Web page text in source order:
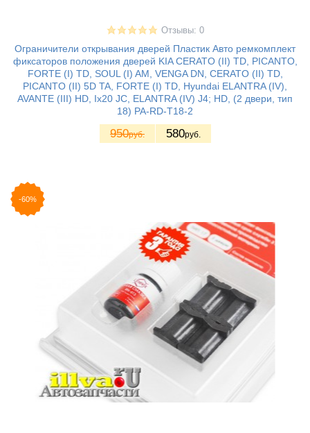
Отзывы: 0
Ограничители открывания дверей Пластик Авто ремкомплект
фиксаторов положения дверей KIA CERATO (II) TD, PICANTO,
FORTE (I) TD, SOUL (I) AM, VENGA DN, CERATO (II) TD,
PICANTO (II) 5D TA, FORTE (I) TD, Hyundai ELANTRA (IV),
AVANTE (III) HD, Ix20 JC, ELANTRA (IV) J4; HD, (2 двери, тип
18) PA-RD-T18-2
950руб. 580руб.
-60%